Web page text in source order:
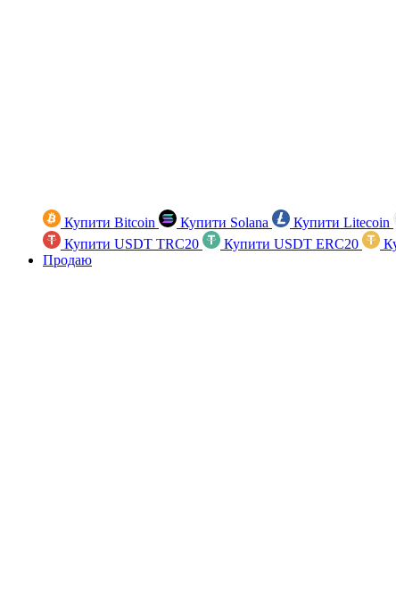
Купити Bitcoin Купити Solana Купити Litecoin
Купити USDT TRC20
Купити USDT ERC20
Продаю